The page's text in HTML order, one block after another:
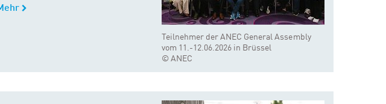
Teilnehmer der ANEC General Assembly
vom 11.-12.06.2026 in Brüssel
© ANEC